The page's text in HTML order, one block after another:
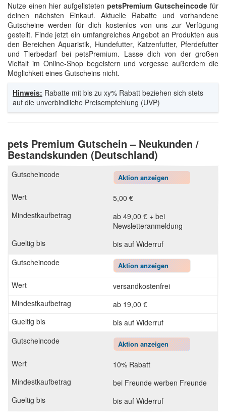
Nutze einen hier aufgelisteten petsPremium Gutscheincode für
deinen nächsten Einkauf. Aktuelle Rabatte und vorhandene
Gutscheine werden für dich kostenlos von uns zur Verfügung
gestellt. Finde jetzt ein umfangreiches Angebot an Produkten aus
den Bereichen Aquaristik, Hundefutter, Katzenfutter, Pferdefutter
und Tierbedarf bei petsPremium. Lasse dich von der großen
Vielfalt im Online-Shop begeistern und vergesse außerdem die
Möglichkeit eines Gutscheins nicht.
Hinweis: Rabatte mit bis zu xy% Rabatt beziehen sich stets
auf die unverbindliche Preisempfehlung (UVP)
pets Premium Gutschein – Neukunden /
Bestandskunden (Deutschland)
Aktion anzeigen
5,00 €
ab 49,00 € + bei
Newsletteranmeldung
bis auf Widerruf
Aktion anzeigen
versandkostenfrei
ab 19,00 €
bis auf Widerruf
Aktion anzeigen
10% Rabatt
bei Freunde werben Freunde
bis auf Widerruf